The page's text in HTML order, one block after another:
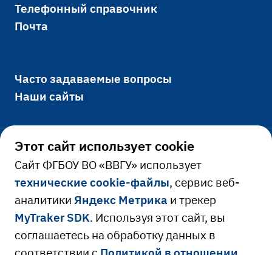
Телефонный справочник
Почта
Часто задаваемые вопросы
Наши сайты
Официально
Сведения об образовательной
организации
Сведения о доходах руководителя
Ресурсы и сервисы
Расписание занятий
Этот сайт использует cookie
Cайт ФГБОУ ВО «ВВГУ» использует
технические cookie-файлы, сервис веб-
аналитикиЯндекс Метрика и трекер
MyTraker SDK. Используя этот сайт, вы
соглашаетесь на обработку данных в